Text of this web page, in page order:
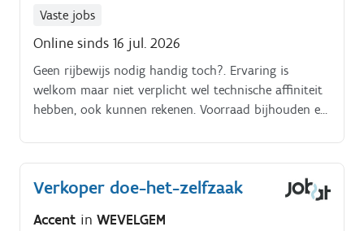
het zelf materialen of PVC producten op maat Zowel
Vaste jobs
Online sinds 16 jul. 2026
Geen rijbewijs nodig handig toch?. Ervaring is
welkom maar niet verplicht wel technische affiniteit
hebben, ook kunnen rekenen. Voorraad bijhouden en
Bestellingen plaatsen wanneer producten opraken.
Verkoper doe-het-zelfzaak
Accent in WEVELGEM